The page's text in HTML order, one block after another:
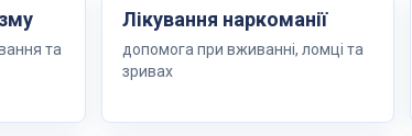
та
Лікування наркоманії
допомога при вживанні, ломці та
зривах